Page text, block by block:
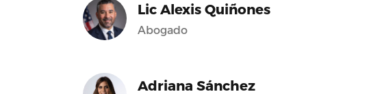
Lic Alexis Quiñones
Abogado
Adriana Sánchez